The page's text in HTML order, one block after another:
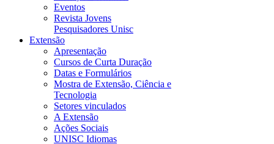
Eventos
Revista Jovens
Pesquisadores Unisc
Extensão
Apresentação
Cursos de Curta Duração
Datas e Formulários
Mostra de Extensão, Ciência e
Tecnologia
Setores vinculados
A Extensão
Ações Sociais
UNISC Idiomas